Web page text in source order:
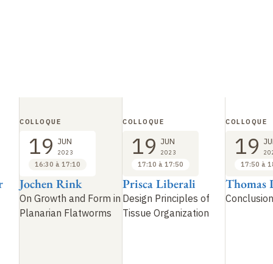
On Growth and Form in
Planarian Flatworms
Jochen Rink
COLLOQUE
19 JUN
2023
16:30 à 17:10
Design Principles of
Tissue Organization
Prisca Liberali
COLLOQUE
19 JUN
2023
17:10 à 17:50
Thomas
COLLOQUE
19
17:50 à